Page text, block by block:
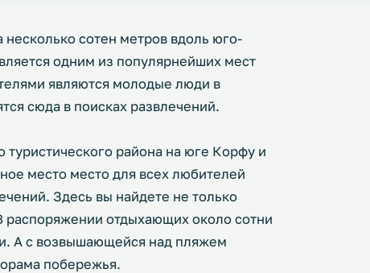
сотен метров вдоль юго-
одним из популярнейших мест
являются молодые люди в
сюда в поисках развлечений.
района на юге Корфу и
место место для всех любителей
Здесь вы найдете не только
распоряжении отдыхающих около сотни
А с возвышающейся над пляжем
побережья.